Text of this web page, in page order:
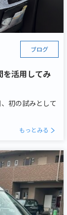
ブログ
活用してみ
初の試みとして
もっとみる